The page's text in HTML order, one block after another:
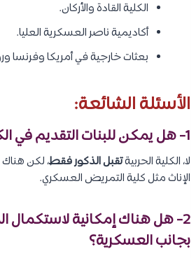
الكلية القادة والأركان.
أكاديمية ناصر العسكرية العليا.
بعثات خارجية في أمريكا وفرنسا
الأسئلة الشائعة:
1- هل يمكن للبنات التقديم في الكلية الحربية؟
لا، الكلية الحربيةتقبل الذكور فقط، لكن
الإناث مثل كلية التمريض العسكري.
2- هل هناك إمكانية لاستكمال
بجانب العسكرية؟